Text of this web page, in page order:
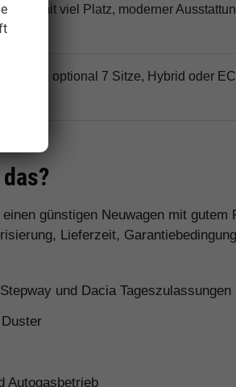
SUV mit viel Platz, moderner
Platz, optional 7 Sitze, Hybrid oder
günstigen Neuwagen mit gutem
Lieferzeit,
und Dacia Tageszulassungen
Autogasbetrieb